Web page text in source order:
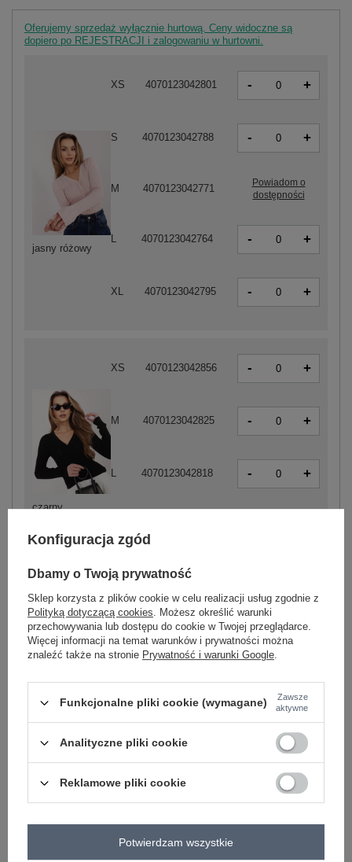
Oferujemy sprzedaż wyłącznie hurtową. Ceny widoczne są
dopiero po REJESTRACJI i zalogowaniu w hurtowni.
czarny
XS 4070123042856 - +
M 4070123042825 - +
L 4070123042818 - +
biały
XS 4070123042757 - +
S 4070123042733 -
L 4070123042719 - +
XL 4070123042740 - +
jasny różowy
XS 4070123042801 - +
S 4070123042788 - +
M 4070123042771
Powiadom o
dostępności
L 4070123042764 - +
XL 4070123042795 - +
ZALOGUJ SIĘ I ZOBACZ CENĘ
Konfiguracja zgód
Dbamy o Twoją prywatność
Sklep korzysta z plików cookie w celu realizacji usług zgodnie z
Polityką dotyczącą cookies. Możesz określić warunki
przechowywania lub dostępu do cookie w Twojej przeglądarce.
Więcej informacji na temat warunków i prywatności można
znaleźć także na stronie Prywatność i warunki Google.
Funkcjonalne pliki cookie (wymagane)
Zawsze
aktywne
Analityczne pliki cookie
Reklamowe pliki cookie
Potwierdzam wszystkie